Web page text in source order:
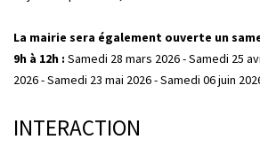
La mairie sera également ouverte un
9h à 12h : Samedi 28 mars 2026 - Samedi 25
2026 - Samedi 23 mai 2026 - Samedi 06 juin
INTERACTION